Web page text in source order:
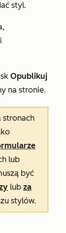
styl.
Opublikuj
na stronie.
stronach
lub
być
lub za
stylów.